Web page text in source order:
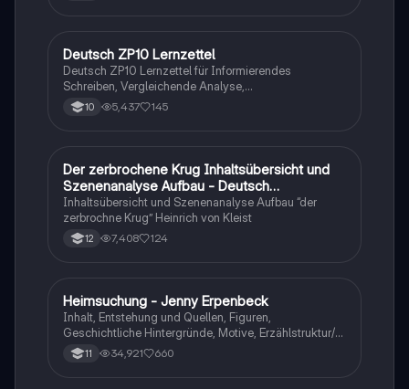
Deutsch
Deutsch ZP10 Lernzettel
Deutsch ZP10 Lernzettel für Informierendes
Schreiben, Vergleichende Analyse,
Sachtexte/Roman/Gedicht..
10 5,437 145
Deutsch
Der zerbrochene Krug Inhaltsübersicht und
Szenenanalyse Aufbau - Deutsch
Q1/Q2/Abitur
Inhaltsübersicht und Szenenanalyse Aufbau “der
zerbrochne Krug” Heinrich von Kleist
12 7,408 124
Deutsch
Heimsuchung - Jenny Erpenbeck
Inhalt, Entstehung und Quellen, Figuren,
Geschichtliche Hintergründe, Motive, Erzählstruktur/-
stil 11 34,921 660